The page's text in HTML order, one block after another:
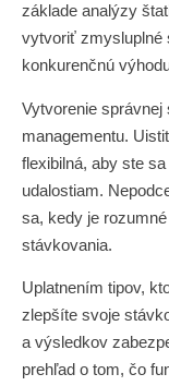
základe analýzy
vytvoriť zmysluplné
konkurenčnú
Vytvorenie správnej
managementu.
flexibilná, aby ste
udalostiam.
sa, kedy je
stávkovania.
Uplatnením tipov,
zlepšíte svoje
a výsledkov
prehľad o tom, čo